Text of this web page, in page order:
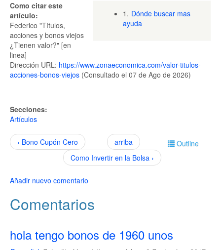
1. Dónde buscar mas
ayuda
Como citar este
artículo:
Federico "Títulos,
acciones y bonos viejos
¿Tienen valor?" [en
linea]
Dirección URL: https://www.zonaeconomica.com/valor-titulos-
acciones-bonos-viejos (Consultado el 07 de Ago de 2026)
Secciones:
Artículos
Outline
‹ Bono Cupón Cero
arriba
Como Invertir en la Bolsa ›
Añadir nuevo comentario
Comentarios
hola tengo bonos de 1960 unos